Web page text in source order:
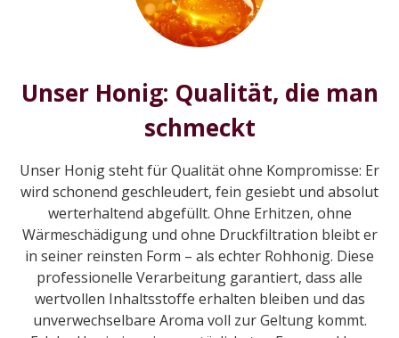
Unser Honig: Qualität, die man
schmeckt
Unser Honig steht für Qualität ohne Kompromisse: Er
wird schonend geschleudert, fein gesiebt und absolut
werterhaltend abgefüllt. Ohne Erhitzen, ohne
Wärmeschädigung und ohne Druckfiltration bleibt er
in seiner reinsten Form – als echter Rohhonig. Diese
professionelle Verarbeitung garantiert, dass alle
wertvollen Inhaltsstoffe erhalten bleiben und das
unverwechselbare Aroma voll zur Geltung kommt.